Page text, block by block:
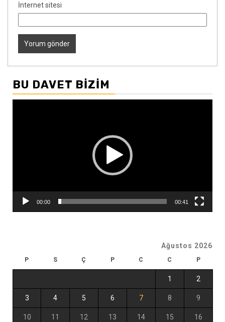
İnternet sitesi
BU DAVET BIZIM
00:00 00:41
Ağustos 2026
P S Ç P C C P
1 2
3 4 5 6 7 8 9
10 11 12 13 14 15 16